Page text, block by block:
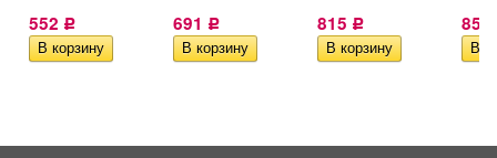
552 Р 691 Р 815 Р 855